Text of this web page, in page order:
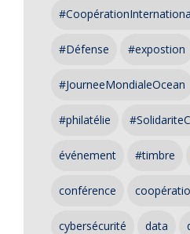
#Défense #expostion
#JourneeMondialeOcean
#philatélie
événement #timbre
conférence
cybersécurité data